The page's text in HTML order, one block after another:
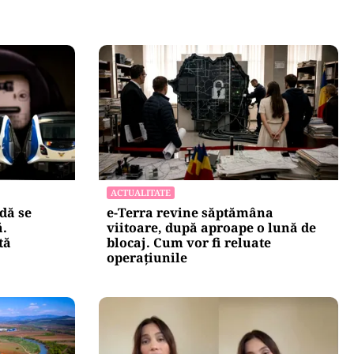
se
ACTUALITATE
e-Terra revine săptămâna
viitoare, după aproape o lună de
blocaj. Cum vor fi reluate
operațiunile